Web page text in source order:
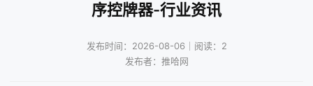
序控牌器-行业资讯
发布时间：2026-08-06｜阅读：2
发布者：推哈网